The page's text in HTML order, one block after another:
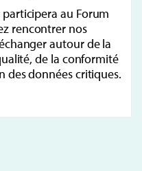
au Forum
rencontrer nos
autour de la
de la conformité
des données critiques.